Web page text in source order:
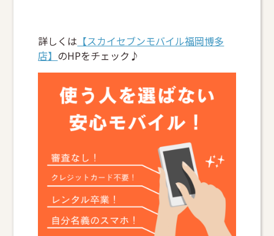
詳しくは 【スカイセブンモバイル福岡博多
店】 のHPをチェック♪